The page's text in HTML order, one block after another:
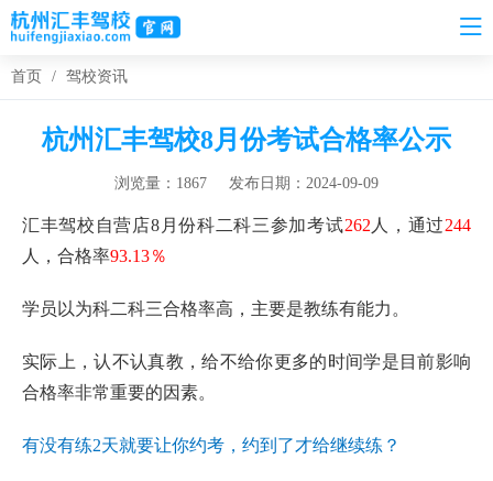
首页 / 驾校资讯
杭州汇丰驾校8月份考试合格率公示
浏览量：1867 发布日期：2024-09-09
汇丰驾校自营店8月份科二科三参加考试262 人，通过244
人，合格率93.13％
学员以为科二科三合格率高，主要是教练有能力。
实际上，认不认真教，给不给你更多的时间学是目前影响
合格率非常重要的因素。
有没有练2天就要让你约考，约到了才给继续练？